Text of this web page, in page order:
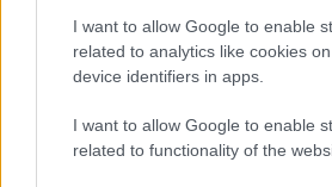
I want to allow Google to enable
related to analytics like cookies
device identifiers in apps.
I want to allow Google to enable
related to functionality of the
érdemesebb egy kicsit délebbre,
az irányt, ahol már feltűnnek az
muskátlis ablakokkal. Az egyik
felbukkan egy kúptetős
ben húztak fel, hogy SS-
Waffen-SS-nek kegyetlen